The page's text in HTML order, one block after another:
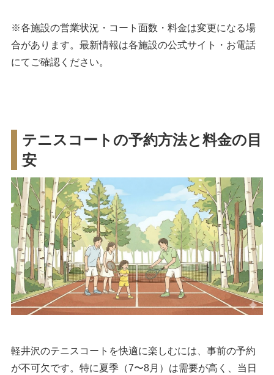
※各施設の営業状況・コート面数・料金は変更になる場
合があります。最新情報は各施設の公式サイト・お電話
にてご確認ください。
テニスコートの予約方法と料金の目
安
軽井沢のテニスコートを快適に楽しむには、事前の予約
が不可欠です。特に夏季（7〜8月）は需要が高く、当日